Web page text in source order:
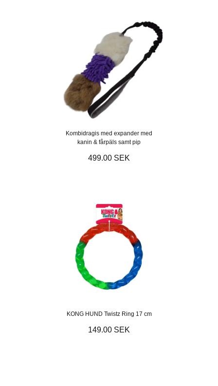
Kombidragis med expander med
kanin & fårpäls samt pip
499.00 SEK
KONG HUND Twistz Ring 17 cm
149.00 SEK